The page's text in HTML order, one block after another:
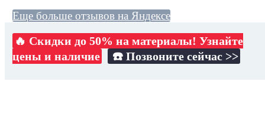
Еще больше отзывов на Яндексе
🔥 Скидки до 50% на материалы! Узнайте
цены и наличие
☎️ Позвоните сейчас >>